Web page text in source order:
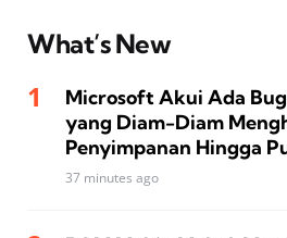
What’s New
Microsoft Akui Ada
yang Diam-Diam
Penyimpanan Hingga
37 minutes ago